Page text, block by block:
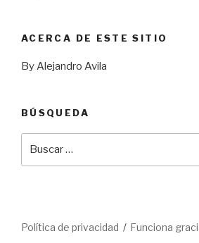
ACERCA DE ESTE SITIO
By Alejandro Avila
BÚSQUEDA
Política de privacidad Funciona